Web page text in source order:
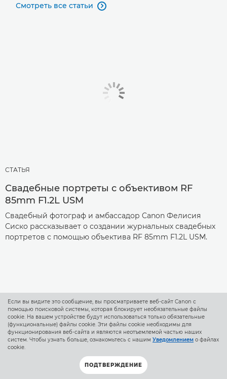
Смотреть все статьи 
СТАТЬЯ
Свадебные портреты с объективом RF
85mm F1.2L USM
Свадебный фотограф и амбассадор Canon Фелисия
Сиско рассказывает о создании журнальных свадебных
портретов с помощью объектива RF 85mm F1.2L USM.
Если вы видите это сообщение, вы просматриваете веб-сайт Canon с
помощью поисковой системы, которая блокирует необязательные файлы
cookie. На вашем устройстве будут использоваться только обязательные
(функциональные) файлы cookie. Эти файлы cookie необходимы для
функционирования веб-сайта и являются неотъемлемой частью наших
систем. Чтобы узнать больше, ознакомьтесь с нашим Уведомлением о файлах
cookie.
ПОДТВЕРЖДЕНИЕ